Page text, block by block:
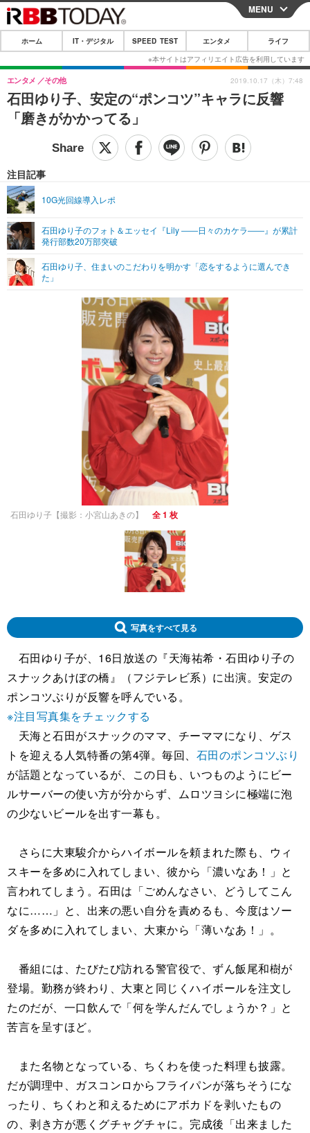
CLOSE
ホーム
IT・デジタル
IT・デジタルTOP スマートフォン
ショッピング その他
SPEED TEST
エンタメTOP 映画・ドラマ
グラビア
ショッピング その他
ライフTOP
その他
リリース一覧
プッシュ通知の停止方法
MENU
ホーム IT・デジタル SPEED TEST エンタメ ライフ
石田ゆり子、安定の“ポンコツ”キャラに反響
「磨きがかかってる」
エンタメ その他
注目記事
10G光回線導入レポ
石田ゆり子のフォト＆エッセイ『Lily ――日々のカケラ――』が累計
発行部数20万部突破
石田ゆり子、住まいのこだわりを明かす「恋をするように選んでき
た」
2019.10.17（木）7:48
石田ゆり子【撮影：小宮山あきの】 全 1 枚
写真をすべて見る
石田ゆり子が、16日放送の『天海祐希・石田ゆり子の
スナックあけぼの橋』（フジテレビ系）に出演。安定の
ポンコツぶりが反響を呼んでいる。
※注目写真集をチェックする
天海と石田がスナックのママ、チーママになり、ゲス
トを迎える人気特番の第4弾。毎回、 石田のポンコツぶり
が話題となっているが、この日も、いつものようにビー
ルサーバーの使い方が分からず、ムロツヨシに極端に泡
の少ないビールを出す一幕も。
さらに大東駿介からハイボールを頼まれた際も、ウィ
スキーを多めに入れてしまい、彼から「濃いなあ！」と
言われてしまう。石田は「ごめんなさい、どうしてこん
なに……」と、出来の悪い自分を責めるも、今度はソー
ダを多めに入れてしまい、大東から「薄いなあ！」。
番組には、たびたび訪れる警官役で、ずん飯尾和樹が
登場。勤務が終わり、大東と同じくハイボールを注文し
たのだが、一口飲んで「何を学んだんでしょうか？」と
苦言を呈すほど。
また名物となっている、ちくわを使った料理も披露。
だが調理中、ガスコンロからフライパンが落ちそうにな
ったり、ちくわと和えるためにアボカドを剥いたもの
の、剥き方が悪くグチャグチャに。完成後「出来ました